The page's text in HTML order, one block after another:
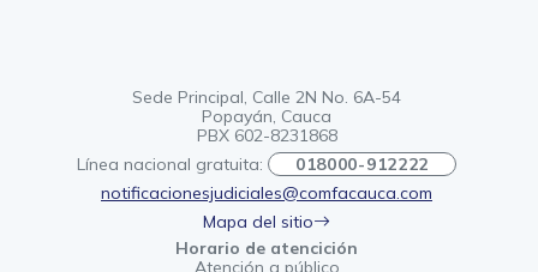
Sede Principal, Calle 2N No. 6A-54
Popayán, Cauca
PBX 602-8231868
Línea nacional gratuita:
018000-912222
notificacionesjudiciales@comfacauca.com
Mapa del sitio
Horario de atencición
Atención a público